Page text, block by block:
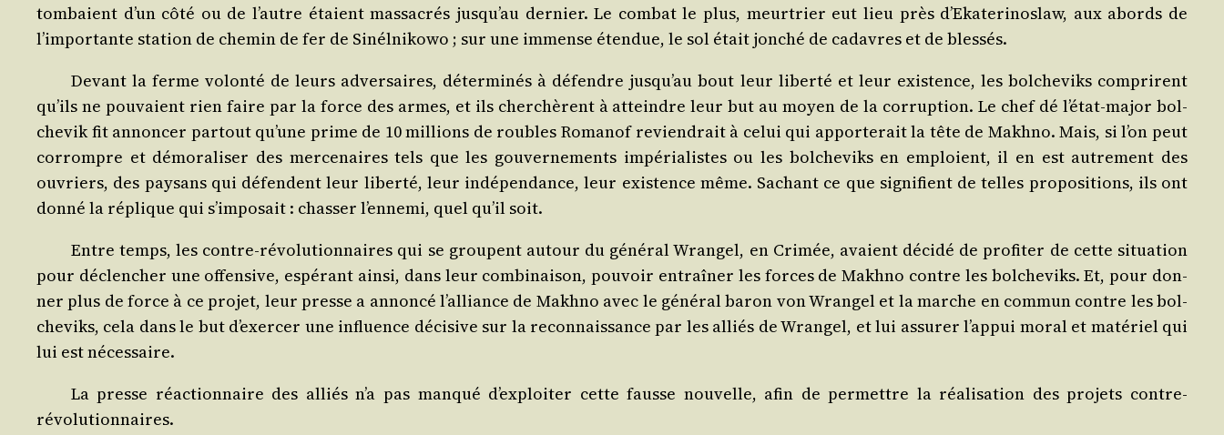
tom­baient d’un côté ou de l’autre étaient mas­sa­crés jusqu’au der­nier. Le com­bat le plus, meur­trier eut lieu près d’Ekaterinoslaw, aux abords de
l’importante sta­tion de che­min de fer de Sinél­ni­ko­wo ; sur une immense éten­due, le sol était jon­ché de cadavres et de blessés.
Devant la ferme volon­té de leurs adver­saires, déter­mi­nés à défendre jusqu’au bout leur liber­té et leur exis­tence, les bol­che­viks com­prirent
qu’ils ne pou­vaient rien faire par la force des armes, et ils cher­chèrent à atteindre leur but au moyen de la cor­rup­tion. Le chef dé l’état-major bol­
che­vik fit annon­cer par­tout qu’une prime de 10 mil­lions de roubles Roma­nof revien­drait à celui qui appor­te­rait la tête de Makh­no. Mais, si l’on peut
cor­rompre et démo­ra­li­ser des mer­ce­naires tels que les gou­ver­ne­ments impé­ria­listes ou les bol­che­viks en emploient, il en est autre­ment des
ouvriers, des pay­sans qui défendent leur liber­té, leur indé­pen­dance, leur exis­tence même. Sachant ce que signi­fient de telles pro­po­si­tions, ils ont
don­né la réplique qui s’imposait : chas­ser l’ennemi, quel qu’il soit.
Entre temps, les contre-révo­lu­tion­naires qui se groupent autour du géné­ral Wran­gel, en Cri­mée, avaient déci­dé de pro­fi­ter de cette situa­tion
pour déclen­cher une offen­sive, espé­rant ain­si, dans leur com­bi­nai­son, pou­voir entraî­ner les forces de Makh­no contre les bol­che­viks. Et, pour don­
ner plus de force à ce pro­jet, leur presse a annon­cé l’alliance de Makh­no avec le géné­ral baron von Wran­gel et la marche en com­mun contre les bol­
che­viks, cela dans le but d’exercer une influence déci­sive sur la recon­nais­sance par les alliés de Wran­gel, et lui assu­rer l’appui moral et maté­riel qui
lui est nécessaire.
La presse réac­tion­naire des alliés n’a pas man­qué d’exploiter cette fausse nou­velle, afin de per­mettre la réa­li­sa­tion des pro­jets contre-
révolutionnaires.